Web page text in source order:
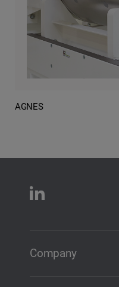
AGNES
Company